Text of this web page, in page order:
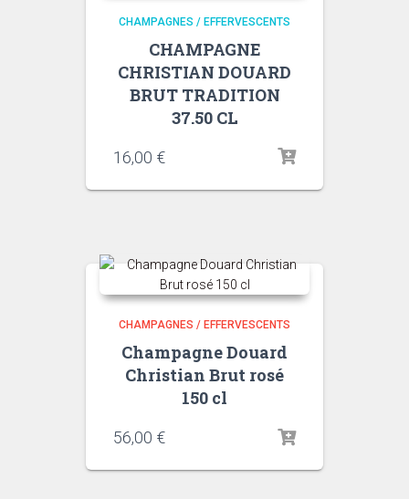
CHAMPAGNES / EFFERVESCENTS
CHAMPAGNE
CHRISTIAN DOUARD
BRUT TRADITION
37.50 CL
16,00 €
CHAMPAGNES / EFFERVESCENTS
Champagne Douard
Christian Brut rosé
150 cl
56,00 €